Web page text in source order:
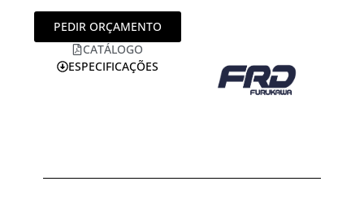
PEDIR ORÇAMENTO
CATÁLOGO
ESPECIFICAÇÕES